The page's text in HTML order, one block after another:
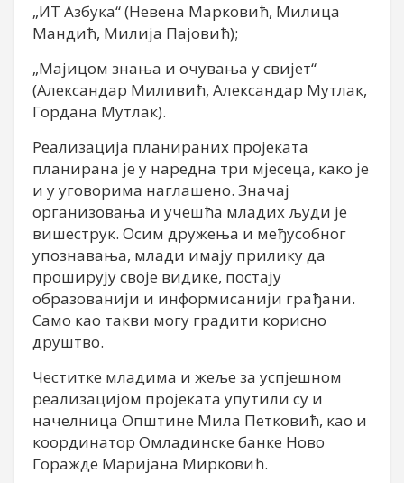
„ИТ Азбука“ (Невена Марковић, Милица
Мандић, Милија Пајовић);
„Мајицом знања и очувања у свијет“
(Александар Миливић, Александар Мутлак,
Гордана Мутлак).
Реализација планираних пројеката
планирана је у наредна три мјесеца, како је
и у уговорима наглашено. Значај
организовања и учешћа младих људи је
вишеструк. Осим дружења и међусобног
упознавања, млади имају прилику да
проширују своје видике, постају
образованији и информисанији грађани.
Само као такви могу градити корисно
друштво.
Честитке младима и жеље за успјешном
реализацијом пројеката упутили су и
начелница Општине Мила Петковић, као и
координатор Омладинске банке Ново
Горажде Маријана Мирковић.